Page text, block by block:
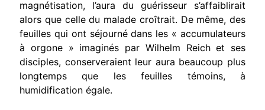
magnétisation, l’aura du guérisseur s’affaiblirait
alors que celle du malade croîtrait. De même, des
feuilles qui ont séjourné dans les « accumulateurs
à orgone » imaginés par Wilhelm Reich et ses
disciples, conserveraient leur aura beaucoup plus
longtemps que les feuilles témoins, à
humidification égale.